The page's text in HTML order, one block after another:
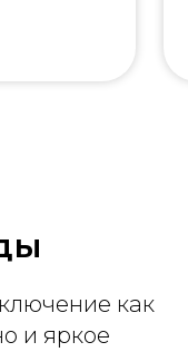
как
и яркое